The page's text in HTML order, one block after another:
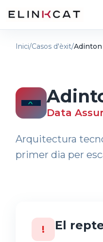
Inici/Casos d'èxit/Adinton
Data
Arquitectura
primer dia per
! El